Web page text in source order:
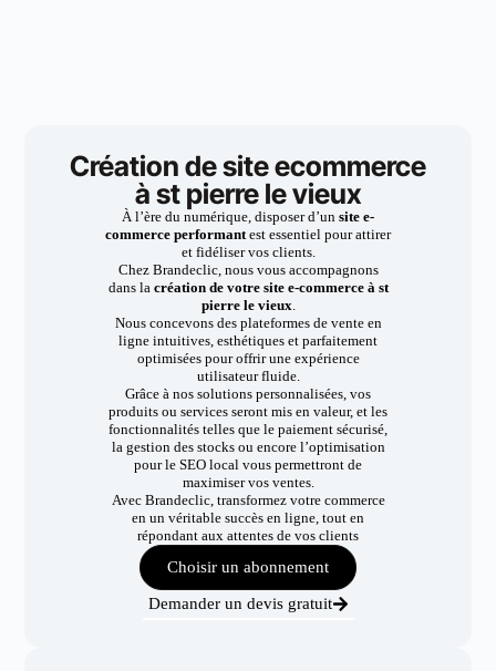
Création de site ecommerce
à st pierre le vieux
À l’ère du numérique, disposer d’un site e-
commerce performantest essentiel pour attirer
et fidéliser vos clients.
Chez Brandeclic, nous vous accompagnons
dans la création de votre site e-commerce à st
pierre le vieux.
Nous concevons des plateformes de vente en
ligne intuitives, esthétiques et parfaitement
optimisées pour offrir une expérience
utilisateur fluide.
Grâce à nos solutions personnalisées, vos
produits ou services seront mis en valeur, et les
fonctionnalités telles que le paiement sécurisé,
la gestion des stocks ou encore l’optimisation
pour le SEO local vous permettront de
maximiser vos ventes.
Avec Brandeclic, transformez votre commerce
en un véritable succès en ligne, tout en
répondant aux attentes de vos clients
Choisir un abonnement
Demander un devis gratuit